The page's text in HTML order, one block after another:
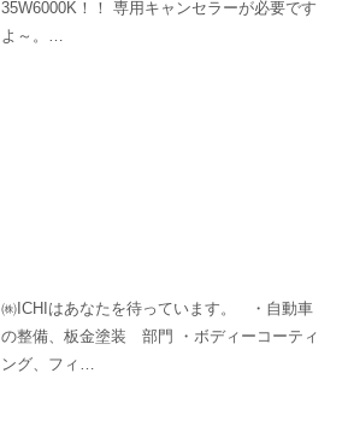
35W6000K！！ 専用キャンセラーが必要です
よ～。…
㈱ICHIはあなたを待っています。 ・自動車
の整備、板金塗装 部門 ・ボディーコーティ
ング、フィ…